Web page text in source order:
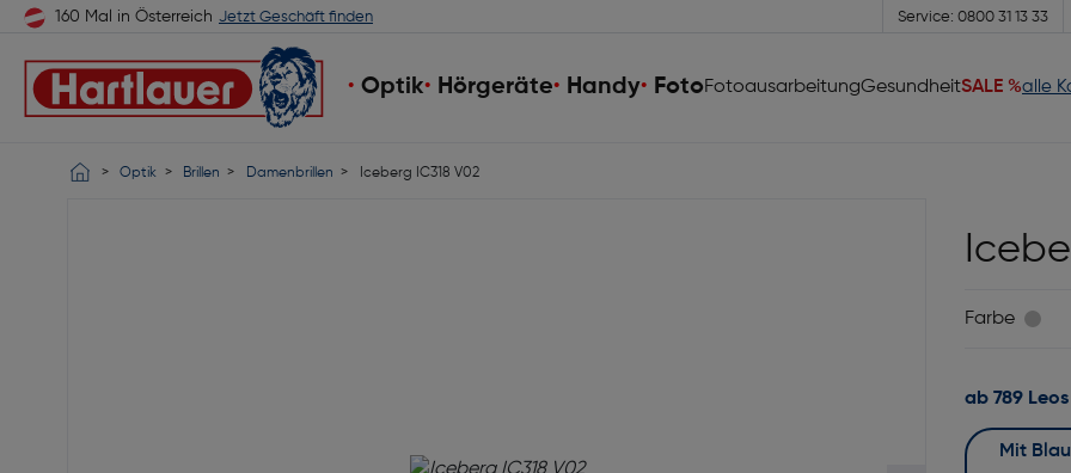
160 Mal in Österreich Jetzt Geschäft finden Service: 0800 31 13 33
Optik Hörgeräte Handy FotoFotoausarbeitungGesundheitSALE %alle
Optik Brillen Damenbrillen Iceberg IC318 V02
Farbe
ab 789 Leos